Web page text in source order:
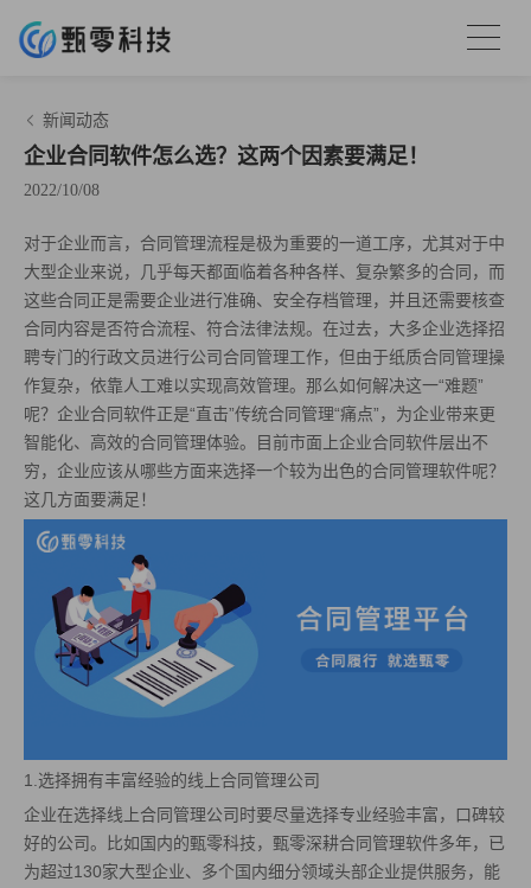
新闻动态
企业合同软件怎么选？这两个因素要满足！
2022/10/08
对于企业而言，合同管理流程是极为重要的一道工序，尤其对于中
大型企业来说，几乎每天都面临着各种各样、复杂繁多的合同，而
这些合同正是需要企业进行准确、安全存档管理，并且还需要核查
合同内容是否符合流程、符合法律法规。在过去，大多企业选择招
聘专门的行政文员进行公司合同管理工作，但由于纸质合同管理操
作复杂，依靠人工难以实现高效管理。那么如何解决这一“难题”
呢？企业合同软件正是“直击”传统合同管理“痛点”，为企业带来更
智能化、高效的合同管理体验。目前市面上企业合同软件层出不
穷，企业应该从哪些方面来选择一个较为出色的合同管理软件呢？
这几方面要满足！
1.选择拥有丰富经验的线上合同管理公司
企业在选择线上合同管理公司时要尽量选择专业经验丰富，口碑较
好的公司。比如国内的甄零科技，甄零深耕合同管理软件多年，已
为超过130家大型企业、多个国内细分领域头部企业提供服务，能